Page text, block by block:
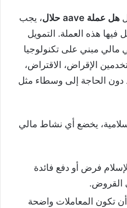
هل عملة aave حلال
، يجب
فيها هذه العملة. التمويل
مالي مبني على تكنولوجيا
الإقراض، الاقتراض،
دون الحاجة إلى وسطاء مثل
يخضع أي نشاط مالي
فرض أو دفع فائدة
القروض.
تكون المعاملات واضحة